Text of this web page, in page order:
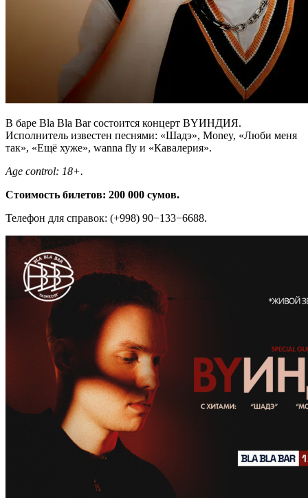
В баре Bla Bla Bar состоится концерт BYИНДИЯ.
Исполнитель известен песнями: «Шадэ», Money, «Люби меня
так», «Ещё хуже», wanna fly и «Кавалерия».
Age control: 18+.
Стоимость билетов: 200 000 сумов.
Телефон для справок: (+998) 90−133−6688.